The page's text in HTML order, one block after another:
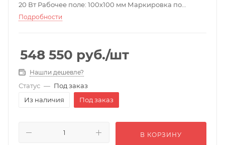
20 Вт Рабочее поле: 100х100 мм Маркировка по
металлу, различным пластикам и резине.
Подробности
548 550 руб./шт
Нашли дешевле?
Статус — Под заказ
Из наличия
Под заказ
В КОРЗИНУ